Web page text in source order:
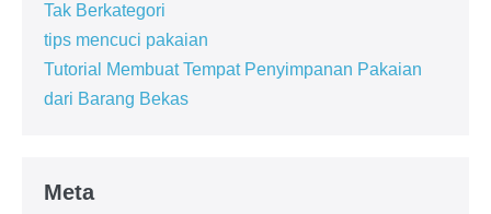
Tak Berkategori
tips mencuci pakaian
Tutorial Membuat Tempat Penyimpanan Pakaian
dari Barang Bekas
Meta